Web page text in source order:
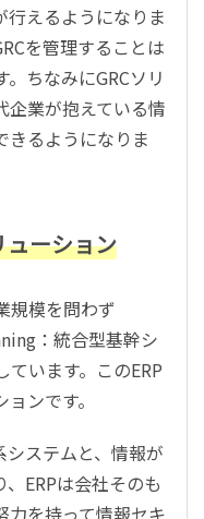
行えるようになりま
を管理することは
ちなみにGRCソリ
企業が抱えている情
きるようになりま
ューション
規模を問わず
：統合型基幹シ
います。このERP
ンです。
システムと、情報が
ERPは会社そのも
力を持って情報セキ